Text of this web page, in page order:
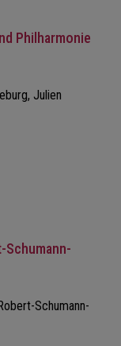
Philharmonie
Julien
Schumann-
Schumann-